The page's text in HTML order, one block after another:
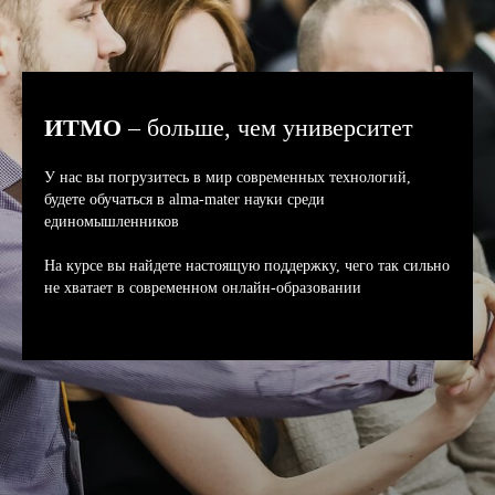
ИТМО – больше, чем университет
У нас вы погрузитесь в мир современных технологий,
будете обучаться в alma-mater науки среди
единомышленников
На курсе вы найдете настоящую поддержку, чего так сильно
не хватает в современном онлайн-образовании